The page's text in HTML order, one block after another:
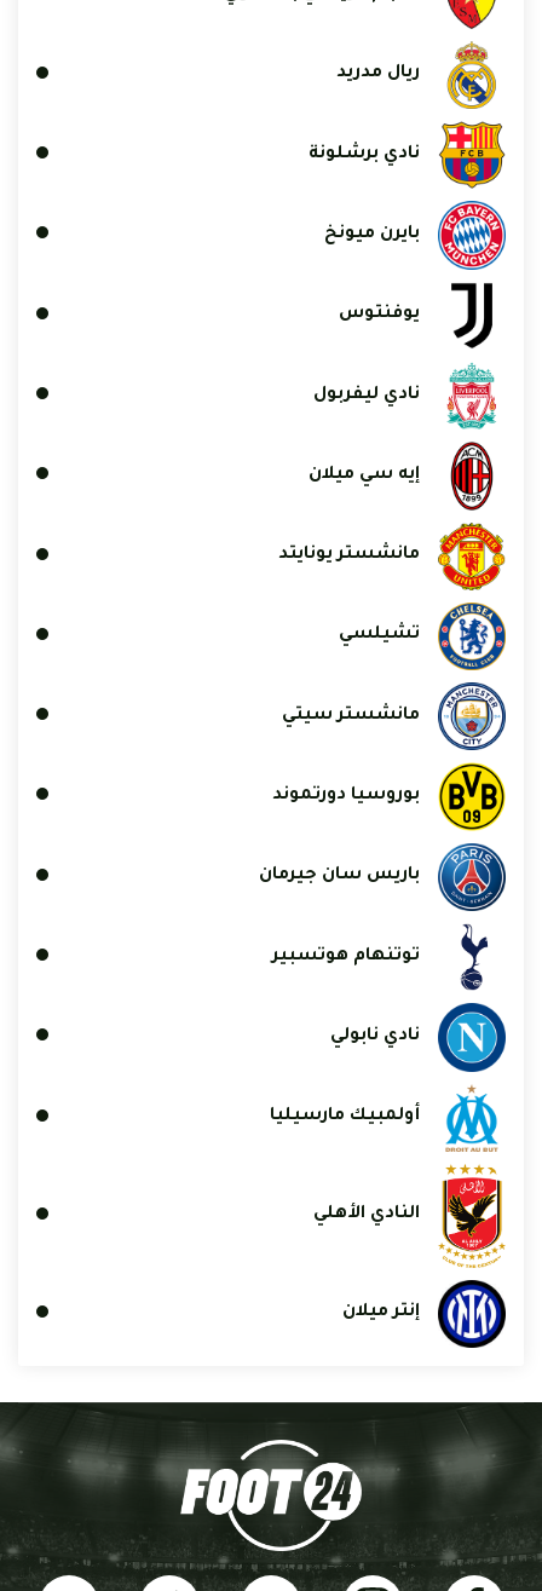
ريال مدريد
نادي برشلونة
بايرن ميونخ
يوفنتوس
نادي ليفربول
إيه سي ميلان
مانشستر يونايتد
تشيلسي
مانشستر سيتي
بوروسيا دورتموند
باريس سان جيرمان
توتنهام هوتسبير
نادي نابولي
أولمبيك مارسيليا
النادي الأهلي
إنتر ميلان